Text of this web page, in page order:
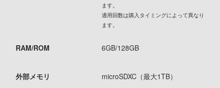
ます。
適用回数は購入タイミングによって異なり
ます。
RAM/ROM 6GB/128GB
外部メモリ microSDXC（最大1TB）